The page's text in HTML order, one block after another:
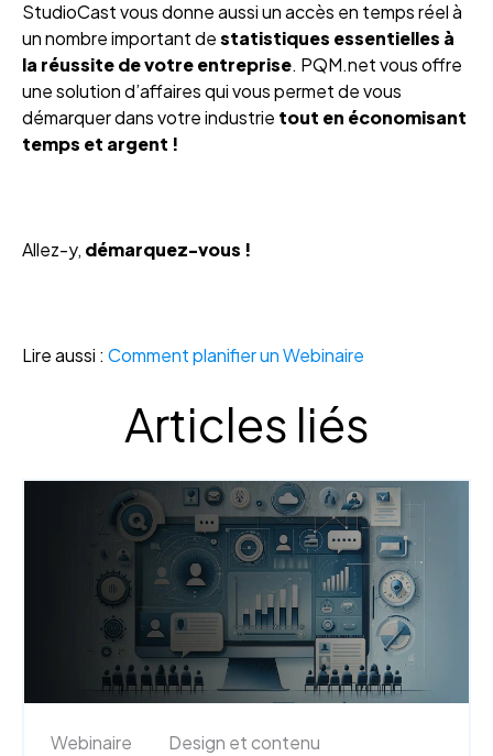
StudioCast vous donne aussi un accès en temps réel à
un nombre important destatistiques essentielles à
la réussite de votre entreprise. PQM.net vous offre
une solution d’affaires qui vous permet de vous
démarquer dans votre industrie tout en économisant
temps et argent !
Allez-y, démarquez-vous !
Lire aussi : Comment planifier un Webinaire
Articles liés
Webinaire Design et contenu